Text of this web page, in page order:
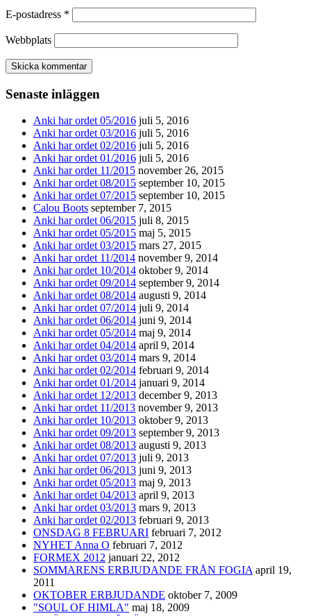
E-postadress *
Webbplats
Senaste inläggen
Anki har ordet 05/2016 juli 5, 2016
Anki har ordet 03/2016 juli 5, 2016
Anki har ordet 02/2016 juli 5, 2016
Anki har ordet 01/2016 juli 5, 2016
Anki har ordet 11/2015 november 26, 2015
Anki har ordet 08/2015 september 10, 2015
Anki har ordet 07/2015 september 10, 2015
Calou Boots september 7, 2015
Anki har ordet 06/2015 juli 8, 2015
Anki har ordet 05/2015 maj 5, 2015
Anki har ordet 03/2015 mars 27, 2015
Anki har ordet 11/2014 november 9, 2014
Anki har ordet 10/2014 oktober 9, 2014
Anki har ordet 09/2014 september 9, 2014
Anki har ordet 08/2014 augusti 9, 2014
Anki har ordet 07/2014 juli 9, 2014
Anki har ordet 06/2014 juni 9, 2014
Anki har ordet 05/2014 maj 9, 2014
Anki har ordet 04/2014 april 9, 2014
Anki har ordet 03/2014 mars 9, 2014
Anki har ordet 02/2014 februari 9, 2014
Anki har ordet 01/2014 januari 9, 2014
Anki har ordet 12/2013 december 9, 2013
Anki har ordet 11/2013 november 9, 2013
Anki har ordet 10/2013 oktober 9, 2013
Anki har ordet 09/2013 september 9, 2013
Anki har ordet 08/2013 augusti 9, 2013
Anki har ordet 07/2013 juli 9, 2013
Anki har ordet 06/2013 juni 9, 2013
Anki har ordet 05/2013 maj 9, 2013
Anki har ordet 04/2013 april 9, 2013
Anki har ordet 03/2013 mars 9, 2013
Anki har ordet 02/2013 februari 9, 2013
ONSDAG 8 FEBRUARI februari 7, 2012
NYHET Anna O februari 7, 2012
FORMEX 2012 januari 22, 2012
SOMMARENS ERBJUDANDE FRÅN FOGIA april 19,
2011
OKTOBER ERBJUDANDE oktober 7, 2009
"SOUL OF HIMLA" maj 18, 2009